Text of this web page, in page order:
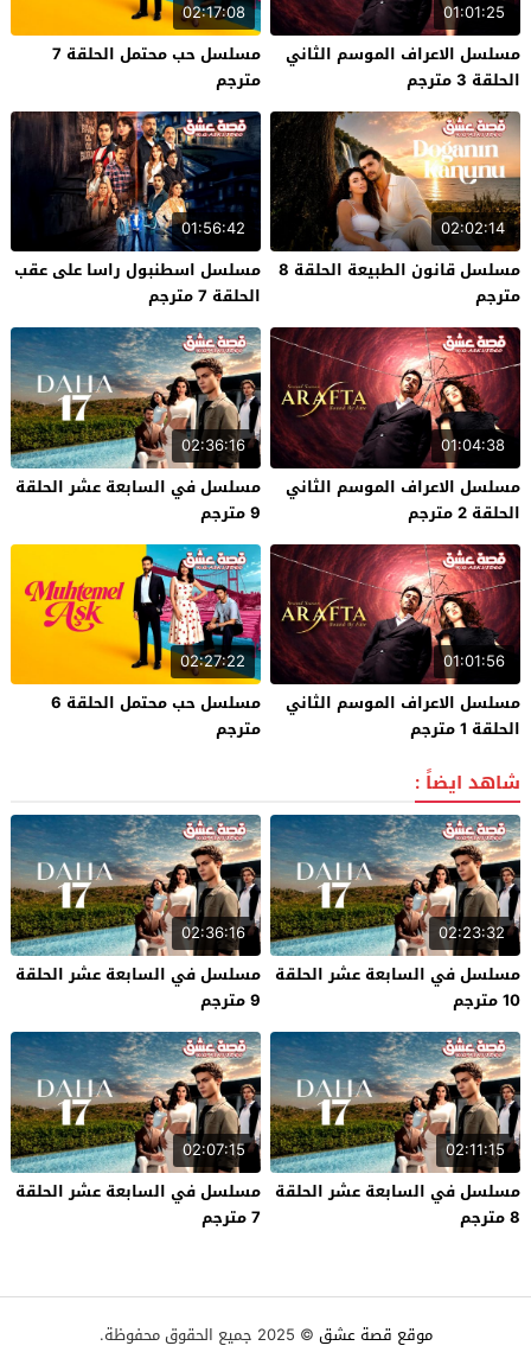
01:01:25
مسلسل الاعراف الموسم الثاني
الحلقة 3 مترجم
02:17:08
مسلسل حب محتمل الحلقة 7
مترجم
02:02:14
مسلسل قانون الطبيعة الحلقة 8
مترجم
01:56:42
مسلسل اسطنبول راسا على عقب
الحلقة 7 مترجم
01:04:38
مسلسل الاعراف الموسم الثاني
الحلقة 2 مترجم
02:36:16
مسلسل في السابعة عشر الحلقة
9 مترجم
01:01:56
مسلسل الاعراف الموسم الثاني
الحلقة 1 مترجم
02:27:22
مسلسل حب محتمل الحلقة 6
مترجم
شاهد ايضاً :
02:23:32
مسلسل في السابعة عشر الحلقة
10 مترجم
02:36:16
مسلسل في السابعة عشر الحلقة
9 مترجم
02:11:15
مسلسل في السابعة عشر الحلقة
8 مترجم
02:07:15
مسلسل في السابعة عشر الحلقة
7 مترجم
موقع قصة عشق © 2025 جميع الحقوق محفوظة.